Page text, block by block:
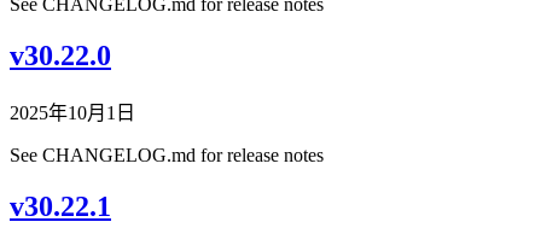
See CHANGELOG.md for release notes
v30.22.0
2025年10月1日
See CHANGELOG.md for release notes
v30.22.1